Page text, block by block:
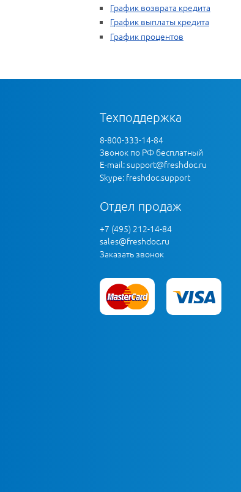
График возврата кредита
График выплаты кредита
График процентов
Техподдержка
8-800-333-14-84
Звонок по РФ бесплатный
E-mail:support@freshdoc.ru
Skype: freshdoc.support
Отдел продаж
+7 (495) 212-14-84
sales@freshdoc.ru
Заказать звонок